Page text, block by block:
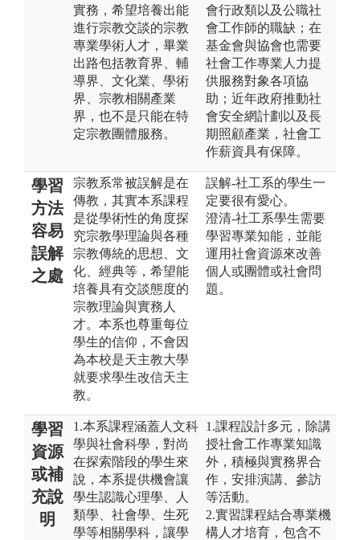
實務，希望培養出能
進行宗教交談的宗教
專業學術人才，畢業
出路包括教育界、輔
導界、文化業、學術
界、宗教相關產業
界，也不是只能在特
定宗教團體服務。
會行政類以及公職社
會工作師的職缺；在
基金會與協會也需要
社會工作專業人力提
供服務對象各項協
助；近年政府推動社
會安全網計劃以及長
期照顧產業，社會工
作薪資具有保障。
學習
方法
容易
誤解
之處
宗教系常被誤解是在
傳教，其實本系課程
是從學術性的角度探
究宗教學理論與各種
宗教傳統的思想、文
化、經典等，希望能
培養具有交談態度的
宗教理論與實務人
才。本系也尊重每位
學生的信仰，不會因
為本校是天主教大學
就要求學生改信天主
教。
誤解-社工系的學生一
定要很有愛心。
澄清-社工系學生需要
學習專業知能，並能
運用社會資源來改善
個人或團體或社會問
題。
學習
資源
或補
充說
明
1.本系課程涵蓋人文科
學與社會科學，對尚
在探索階段的學生來
說，本系提供機會讓
學生認識心理學、人
類學、社會學、生死
學等相關學科，讓學
1.課程設計多元，除講
授社會工作專業知識
外，積極與實務界合
作，安排演講、參訪
等活動。
2.實習課程結合專業機
構人才培育，包含不